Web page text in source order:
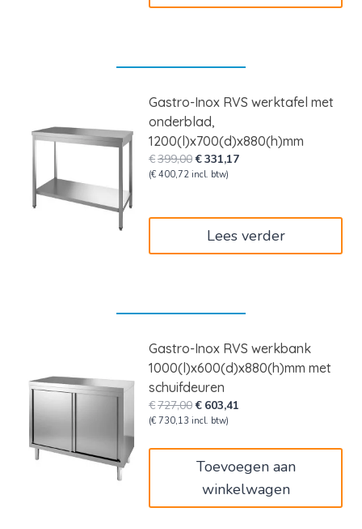
Gastro-Inox RVS werktafel met
onderblad,
1200(l)x700(d)x880(h)mm
€399,00Oorspronkelijke
prijs
€331,17Huidige
(€ 400,72 incl. btw)
Lees verder
Gastro-Inox RVS werkbank
1000(l)x600(d)x880(h)mm met
schuifdeuren
€727,00Oorspronkelijke
prijs
€ 603,41
(€ 730,13 incl. btw)
Toevoegen aan
winkelwagen